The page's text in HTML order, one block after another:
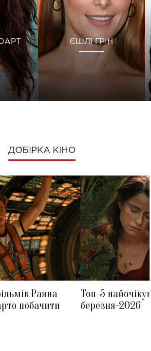
ЄШЛІ ГРІН
ДОБІРКА КІНО
Раяна
побачити
Топ-5
березня-2026